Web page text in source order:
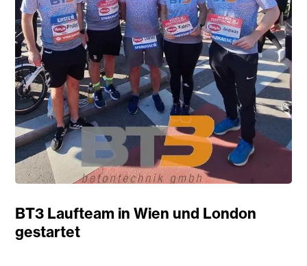
BT3 Laufteam in Wien und London
gestartet